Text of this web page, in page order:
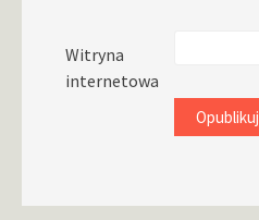
Witryna
internetowa